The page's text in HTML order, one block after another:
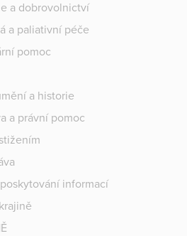
a dobrovolnictví
a paliativní péče
pomoc
a historie
a právní pomoc
informací